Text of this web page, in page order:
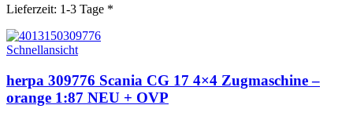
Lieferzeit: 1-3 Tage *
Schnellansicht
herpa 309776 Scania CG 17 4×4 Zugmaschine –
orange 1:87 NEU + OVP